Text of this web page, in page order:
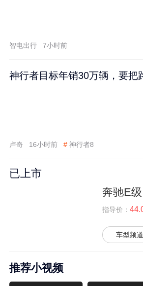
智电出行 7小时前
神行者目标年销30万辆，要把
卢奇 16小时前 # 神行者8
已上市
奔驰E级
指导价：
车型频道
推荐小视频